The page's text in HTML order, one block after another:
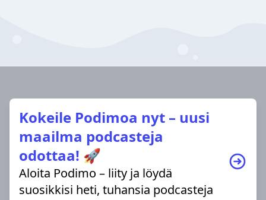
Kokeile Podimoa nyt – uusi
maailma podcasteja
odottaa! 🚀
Aloita Podimo – liity ja löydä
suosikkisi heti, tuhansia podcasteja